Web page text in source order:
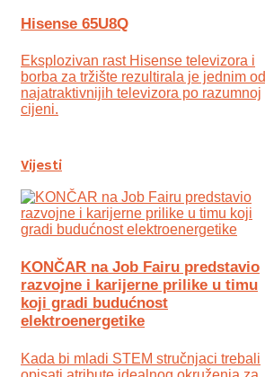
Hisense 65U8Q
Eksplozivan rast Hisense televizora i
borba za tržište rezultirala je jednim od
najatraktivnijih televizora po razumnoj
cijeni.
Vijesti
KONČAR na Job Fairu predstavio
razvojne i karijerne prilike u timu
koji gradi budućnost
elektroenergetike
Kada bi mladi STEM stručnjaci trebali